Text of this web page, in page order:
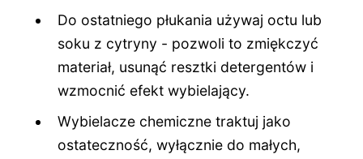
Do ostatniego płukania używaj octu lub
soku z cytryny - pozwoli to zmiękczyć
materiał, usunąć resztki detergentów i
wzmocnić efekt wybielający.
Wybielacze chemiczne traktuj jako
ostateczność, wyłącznie do małych,